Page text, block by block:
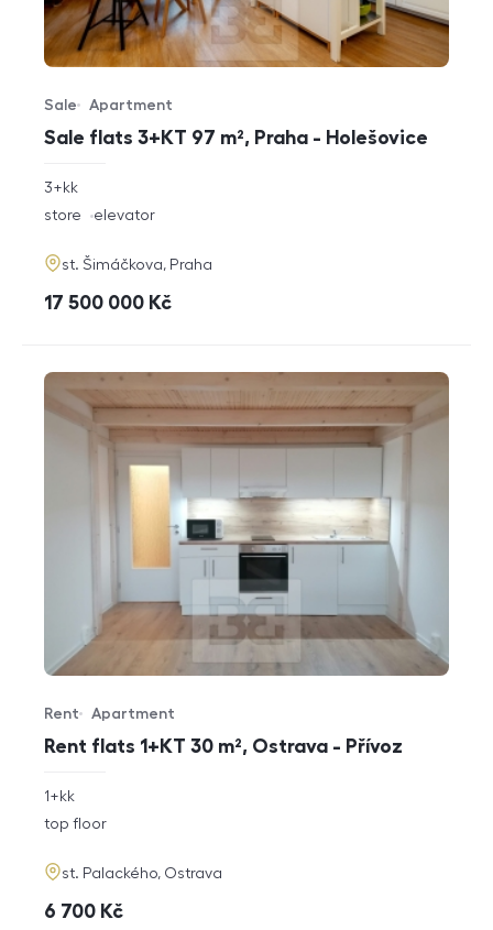
Sale flats 3+KT 97 m², Praha - Holešovice
Offer type
Sale
Property type
Apartment
rozměry
disposition
3+kk
funkce
store elevator
adresa
st. Šimáčkova, Praha
cena
17 500 000 Kč
Rent flats 1+KT 30 m², Ostrava - Přívoz
Offer type
Rent
Property type
Apartment
rozměry
disposition
1+kk
funkce
top floor
adresa
st. Palackého, Ostrava
cena
6 700 Kč